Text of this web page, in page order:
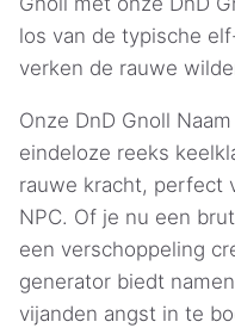
los van de typische
verken de rauwe
Onze DnD Gnoll
eindeloze reeks
rauwe kracht, perfect
NPC. Of je nu een
een verschoppeling
generator biedt
vijanden angst in te